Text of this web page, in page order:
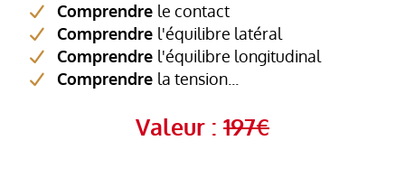
Comprendre le contact
Comprendre l'équilibre latéral
Comprendre l'équilibre longitudinal
Comprendre la tension...
Valeur : 197€